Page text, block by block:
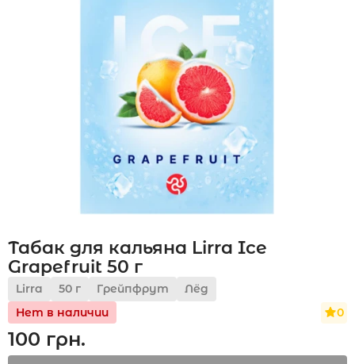
Укр
Табак для кальяна Lirra Ice
Grapefruit 50 г
Lirra 50 г Грейпфрут
Лёд
Нет в наличии
0
100 грн.